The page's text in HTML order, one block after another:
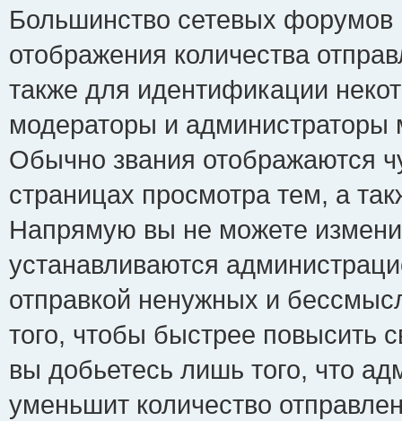
Большинство сетевых форумов
отображения количества
также для идентификации
модераторы и администраторы
Обычно звания отображаются
страницах просмотра тем, а
Напрямую вы не можете
устанавливаются
отправкой ненужных и
того, чтобы быстрее повысить
вы добьетесь лишь того, что
уменьшит количество